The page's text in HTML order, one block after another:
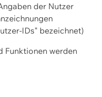
der Nutzer
IDs" bezeichnet)
Funktionen werden